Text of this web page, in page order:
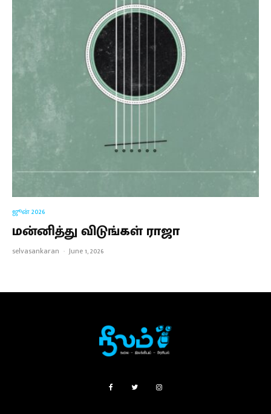
ஜூன் 2026
மன்னித்து விடுங்கள் ராஜா
selvasankaran · June 1, 2026